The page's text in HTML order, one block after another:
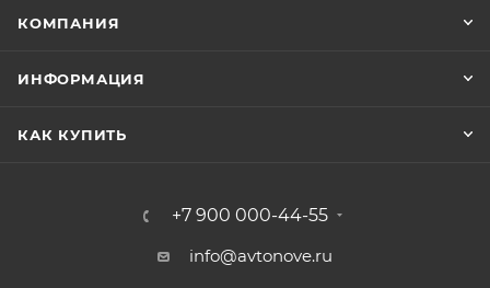
КОМПАНИЯ
ИНФОРМАЦИЯ
КАК КУПИТЬ
+7 900 000-44-55
info@avtonove.ru